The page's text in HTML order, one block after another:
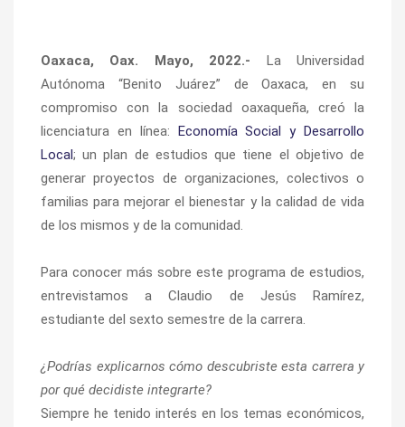
Oaxaca, Oax. Mayo, 2022.- La Universidad
Autónoma “Benito Juárez” de Oaxaca, en su
compromiso con la sociedad oaxaqueña, creó la
licenciatura en línea: Economía Social y Desarrollo
Local; un plan de estudios que tiene el objetivo de
generar proyectos de organizaciones, colectivos o
familias para mejorar el bienestar y la calidad de vida
de los mismos y de la comunidad.
Para conocer más sobre este programa de estudios,
entrevistamos a Claudio de Jesús Ramírez,
estudiante del sexto semestre de la carrera.
¿Podrías explicarnos cómo descubriste esta carrera y
por qué decidiste integrarte?
Siempre he tenido interés en los temas económicos,